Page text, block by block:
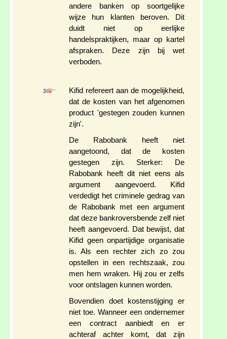
andere banken op soortgelijke
wijze hun klanten beroven. Dit
duidt niet op eerlijke
handelspraktijken, maar op kartel
afspraken. Deze zijn bij wet
verboden.
Kifid refereert aan de mogelijkheid,
dat de kosten van het afgenomen
product 'gestegen zouden kunnen
zijn'.
De Rabobank heeft niet
aangetoond, dat de kosten
gestegen zijn. Sterker: De
Rabobank heeft dit niet eens als
argument aangevoerd. Kifid
verdedigt het criminele gedrag van
de Rabobank met een argument
dat deze bankroversbende zelf niet
heeft aangevoerd. Dat bewijst, dat
Kifid geen onpartijdige organisatie
is. Als een rechter zich zo zou
opstellen in een rechtszaak, zou
men hem wraken. Hij zou er zelfs
voor ontslagen kunnen worden.
Bovendien doet kostenstijging er
niet toe. Wanneer een ondernemer
een contract aanbiedt en er
achteraf achter komt, dat zijn